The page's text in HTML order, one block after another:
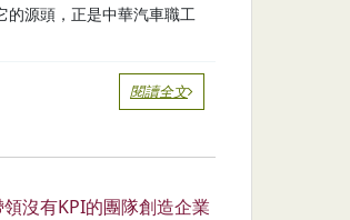
的源頭，正是中華汽車職工
閱讀全文
沒有KPI的團隊創造企業